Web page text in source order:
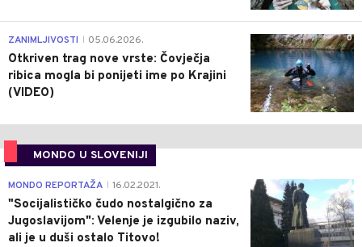
0
ZANIMLJIVOSTI 05.06.2026.
Otkriven trag nove vrste: Čovječja
ribica mogla bi ponijeti ime po Krajini
(VIDEO)
MONDO U SLOVENIJI
4
MONDO REPORTAŽA 16.02.2021.
"Socijalističko čudo nostalgično za
Jugoslavijom": Velenje je izgubilo naziv,
ali je u duši ostalo Titovo!